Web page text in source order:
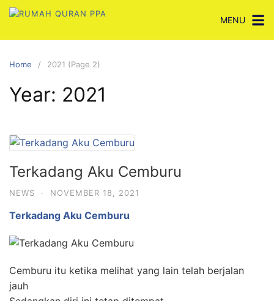
Skip
content
MENU
Home 2021 (Page 2)
Year: 2021
Terkadang Aku Cemburu
NEWS · NOVEMBER 18, 2021
Terkadang Aku Cemburu
Cemburu itu ketika melihat yang lain telah berjalan
jauh